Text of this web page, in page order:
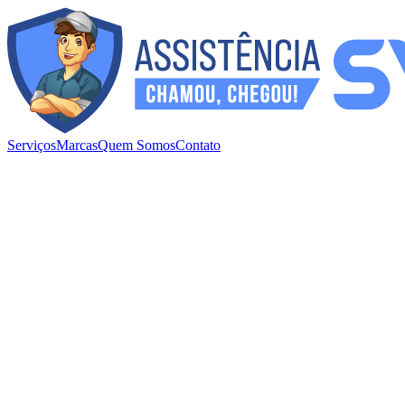
ServiçosMarcasQuem SomosContato